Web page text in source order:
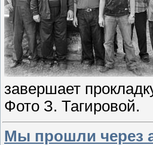
завершает
Фото З. Тагировой.
Мы прошли через